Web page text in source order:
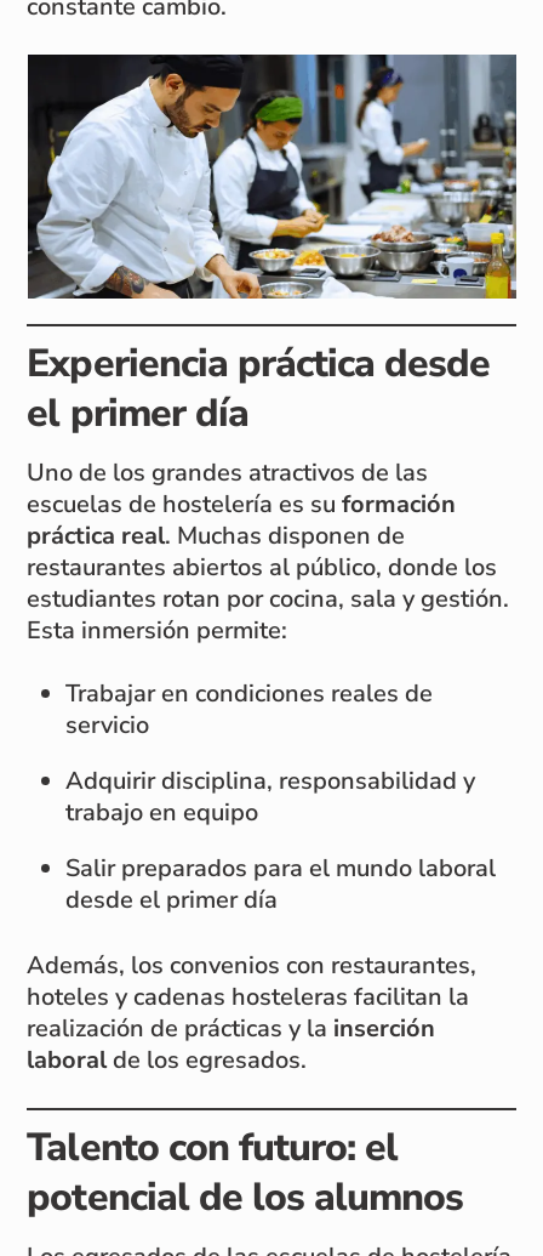
Experiencia práctica desde
el primer día
Uno de los grandes atractivos de las
escuelas de hostelería es suformación
práctica real. Muchas disponen de
restaurantes abiertos al público, donde los
estudiantes rotan por cocina, sala y gestión.
Esta inmersión permite:
Trabajar en condiciones reales de
servicio
Adquirir disciplina, responsabilidad y
trabajo en equipo
Salir preparados para el mundo laboral
desde el primer día
Además, los convenios con restaurantes,
hoteles y cadenas hosteleras facilitan la
realización de prácticas y la inserción
laboralde los egresados.
Talento con futuro: el
potencial de los alumnos